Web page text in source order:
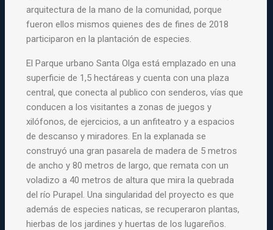
arquitectura de la mano de la comunidad, porque
fueron ellos mismos quienes des de fines de 2018
participaron en la plantación de especies.
El Parque urbano Santa Olga está emplazado en una
superficie de 1,5 hectáreas y cuenta con una plaza
central, que conecta al publico con senderos, vías que
conducen a los visitantes a zonas de juegos y
xilófonos, de ejercicios, a un anfiteatro y a espacios
de descanso y miradores. En la explanada se
construyó una gran pasarela de madera de 5 metros
de ancho y 80 metros de largo, que remata con un
voladizo a 40 metros de altura que mira la quebrada
del río Purapel. Una singularidad del proyecto es que
además de especies naticas, se recuperaron plantas,
hierbas de los jardines y huertas de los lugareños.